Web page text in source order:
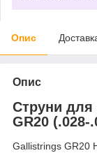
Опис
Опис
Струни для
GR20 (.028-
Gallistrings GR20